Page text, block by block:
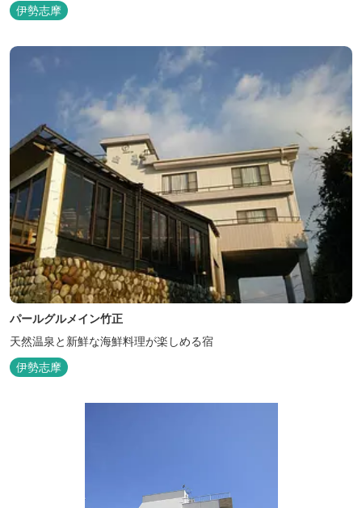
幸をふんだんに使用する荒磯焼、活造会席、伊勢海老残酷鍋会席、
松茸料理（秋）等グルメ志向の方に好評です。夏には野外バーベキ
ューも毎晩行ないます。
伊勢志摩
パールグルメイン竹正
天然温泉と新鮮な海鮮料理が楽しめる宿
伊勢志摩